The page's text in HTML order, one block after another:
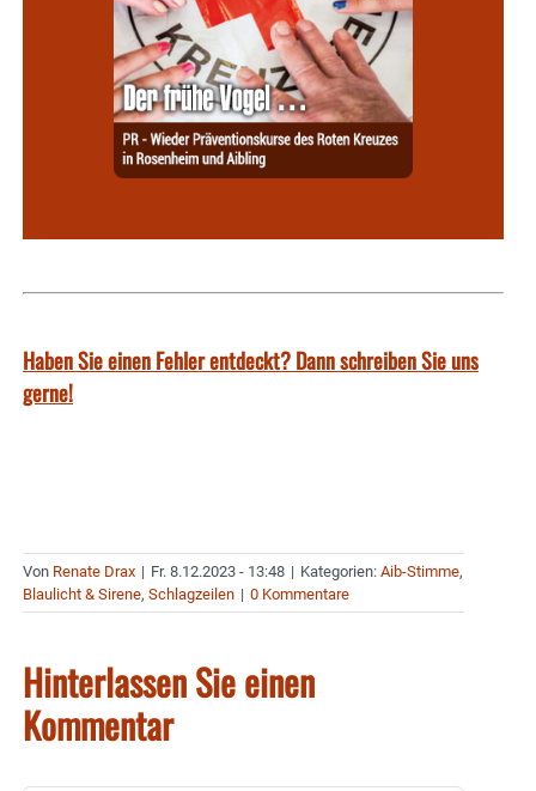
Haben Sie einen Fehler entdeckt? Dann schreiben Sie uns
gerne!
Von Renate Drax | Fr. 8.12.2023 - 13:48 | Kategorien: Aib-Stimme,
Blaulicht & Sirene, Schlagzeilen | 0 Kommentare
Hinterlassen Sie einen
Kommentar